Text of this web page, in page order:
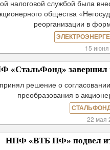
налоговой службой была
общества
реорганизации в
15
«СтальФонд» завершил
решение о
преобразования в
22 мая
НПФ «ВТБ ПФ» подвел